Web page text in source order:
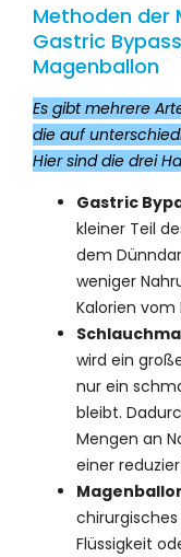
Methoden der
Gastric
Magenballon
Es gibt mehrere
die auf
Hier sind die drei
Gastric
kleiner Teil
dem
weniger
Kalorien vom
wird ein
nur ein
bleibt.
Mengen an
einer
Flüssigkeit